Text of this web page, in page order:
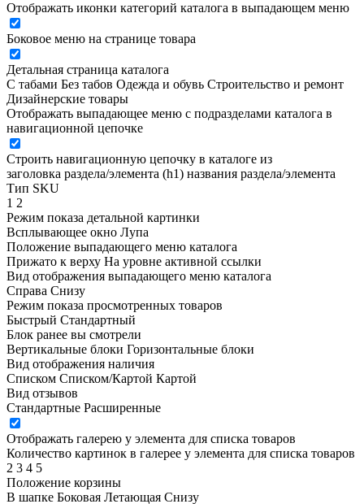
Отображать иконки категорий каталога в выпадающем меню
Боковое меню на странице товара
Детальная страница каталога
С табами Без табов Одежда и обувь Строительство и ремонт
Дизайнерские товары
Отображать выпадающее меню с подразделами каталога в
навигационной цепочке
Строить навигационную цепочку в каталоге из
заголовка раздела/элемента (h1) названия раздела/элемента
Тип SKU
1 2
Режим показа детальной картинки
Всплывающее окно Лупа
Положение выпадающего меню каталога
Прижато к верху На уровне активной ссылки
Вид отображения выпадающего меню каталога
Справа Снизу
Режим показа просмотренных товаров
Быстрый Стандартный
Блок ранее вы смотрели
Вертикальные блоки Горизонтальные блоки
Вид отображения наличия
Списком Списком/Картой Картой
Вид отзывов
Стандартные Расширенные
Отображать галерею у элемента для списка товаров
Количество картинок в галерее у элемента для списка товаров
2 3 4 5
Положение корзины
В шапке Боковая Летающая Снизу